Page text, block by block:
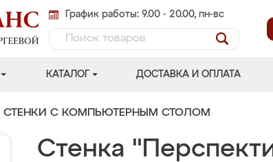
График работы: 9.00 - 20.00, пн-вс
КАТАЛОГ ДОСТАВКА И ОПЛАТА
СТЕНКИ С КОМПЬЮТЕРНЫМ СТОЛОМ
Стенка